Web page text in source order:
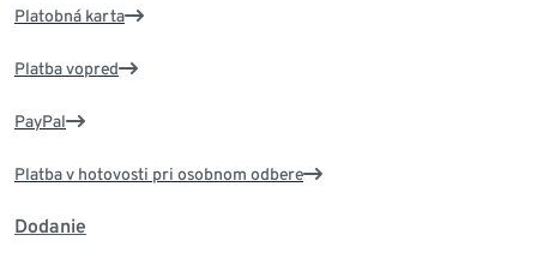
Platobná karta
Platba vopred
PayPal
Platba v hotovosti pri osobnom odbere
Dodanie